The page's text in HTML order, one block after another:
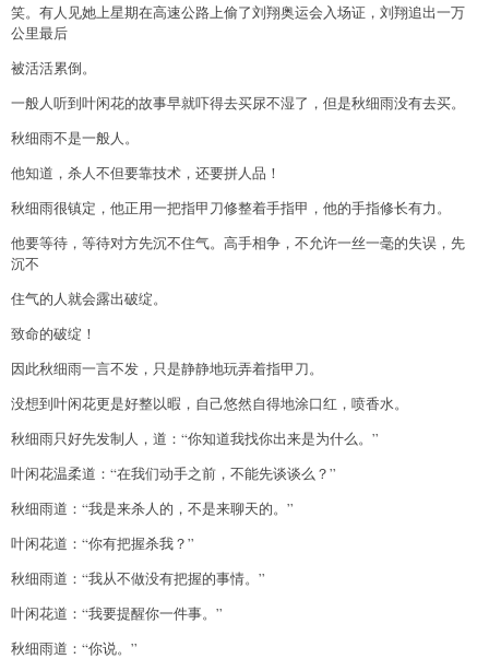
笑。有人见她上星期在高速公路上偷了刘翔奥运会入场证，刘翔追出一万
公里最后
被活活累倒。
一般人听到叶闲花的故事早就吓得去买尿不湿了，但是秋细雨没有去买。
秋细雨不是一般人。
他知道，杀人不但要靠技术，还要拼人品！
秋细雨很镇定，他正用一把指甲刀修整着手指甲，他的手指修长有力。
他要等待，等待对方先沉不住气。高手相争，不允许一丝一毫的失误，先
沉不
住气的人就会露出破绽。
致命的破绽！
因此秋细雨一言不发，只是静静地玩弄着指甲刀。
没想到叶闲花更是好整以暇，自己悠然自得地涂口红，喷香水。
秋细雨只好先发制人，道：“你知道我找你出来是为什么。”
叶闲花温柔道：“在我们动手之前，不能先谈谈么？”
秋细雨道：“我是来杀人的，不是来聊天的。”
叶闲花道：“你有把握杀我？”
秋细雨道：“我从不做没有把握的事情。”
叶闲花道：“我要提醒你一件事。”
秋细雨道：“你说。”